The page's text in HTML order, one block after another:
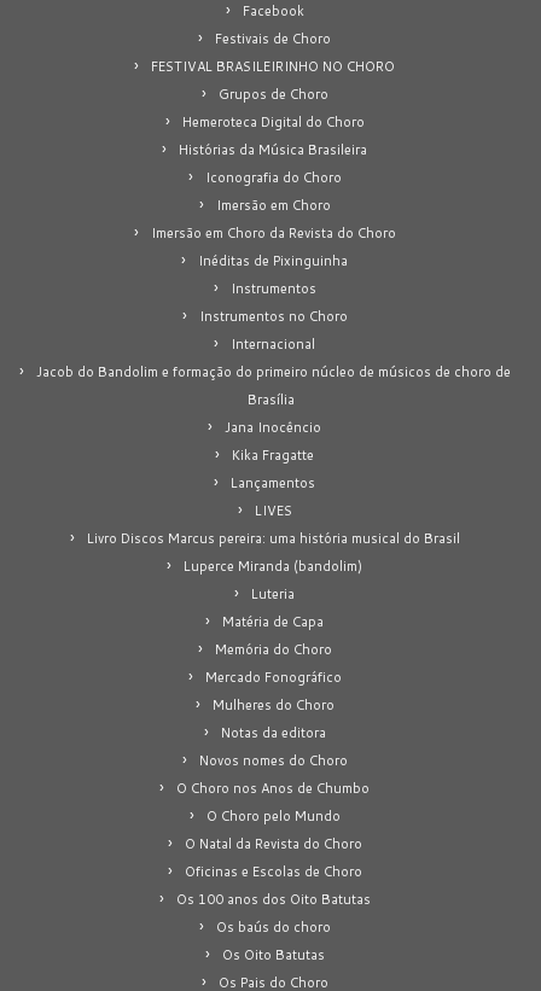
Facebook
Festivais de Choro
FESTIVAL BRASILEIRINHO NO CHORO
Grupos de Choro
Hemeroteca Digital do Choro
Histórias da Música Brasileira
Iconografia do Choro
Imersão em Choro
Imersão em Choro da Revista do Choro
Inéditas de Pixinguinha
Instrumentos
Instrumentos no Choro
Internacional
Jacob do Bandolim e formação do primeiro núcleo de músicos de choro de
Brasília
Jana Inocêncio
Kika Fragatte
Lançamentos
LIVES
Livro Discos Marcus pereira: uma história musical do Brasil
Luperce Miranda (bandolim)
Luteria
Matéria de Capa
Memória do Choro
Mercado Fonográfico
Mulheres do Choro
Notas da editora
Novos nomes do Choro
O Choro nos Anos de Chumbo
O Choro pelo Mundo
O Natal da Revista do Choro
Oficinas e Escolas de Choro
Os 100 anos dos Oito Batutas
Os baús do choro
Os Oito Batutas
Os Pais do Choro